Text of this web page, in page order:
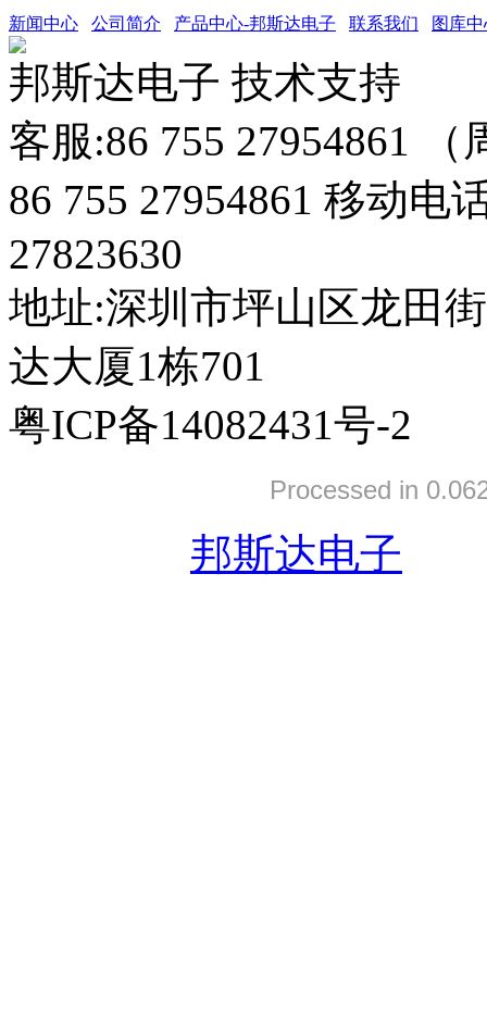
新闻中心 公司简介 产品中心-邦斯达电子 联系我们 图库
邦斯达电子 技术支持
客服:86 755 27954861
86 755 27954861 移动电
27823630
地址:深圳市坪山区龙田
达大厦1栋701
粤ICP备14082431号-2
Processed in
邦斯达电子